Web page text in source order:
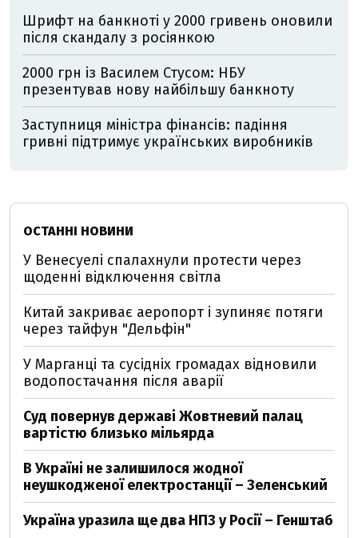
Шрифт на банкноті у 2000 гривень оновили
після скандалу з росіянкою
2000 грн із Василем Стусом: НБУ
презентував нову найбільшу банкноту
Заступниця міністра фінансів: падіння
гривні підтримує українських виробників
ОСТАННІ НОВИНИ
У Венесуелі спалахнули протести через
щоденні відключення світла
Китай закриває аеропорт і зупиняє потяги
через тайфун "Дельфін"
У Марганці та сусідніх громадах відновили
водопостачання після аварії
Суд повернув державі Жовтневий палац
вартістю близько мільярда
В Україні не залишилося жодної
неушкодженої електростанції – Зеленський
Україна уразила ще два НПЗ у Росії – Генштаб